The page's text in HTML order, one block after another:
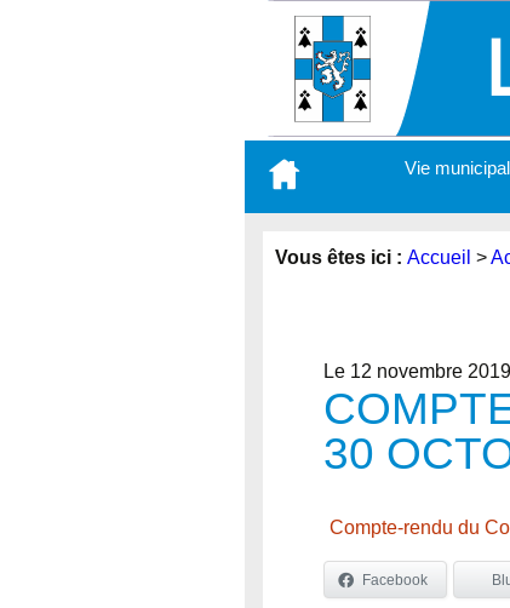
contenu
Vie
Vous êtes ici : Accueil >
Le 12 novembre 2019
30
Compte-rendu du
Facebook